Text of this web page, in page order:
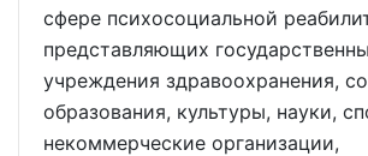
сфере психосоциальной
представляющих
учреждения здравоохранения,
образования, культуры, науки,
некоммерческие организации,